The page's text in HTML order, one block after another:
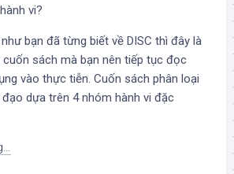
vi?
bạn đã từng biết về DISC thì đây là
sách mà bạn nên tiếp tục đọc
vào thực tiễn. Cuốn sách phân loại
dựa trên 4 nhóm hành vi đặc